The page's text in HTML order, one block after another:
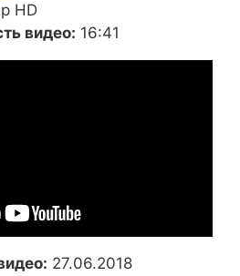
HD
видео: 16:41
27.06.2018